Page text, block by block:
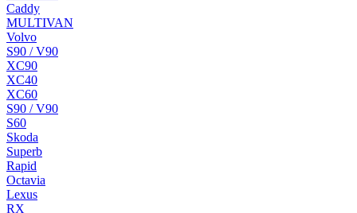
Caddy
MULTIVAN
Volvo
S90 / V90
XC90
XC40
XC60
S90 / V90
S60
Skoda
Superb
Rapid
Octavia
Lexus
RX